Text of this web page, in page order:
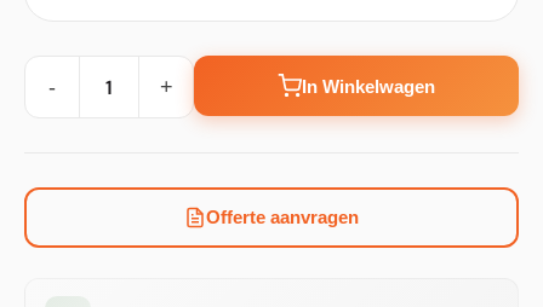
- + In Winkelwagen
Offerte aanvragen